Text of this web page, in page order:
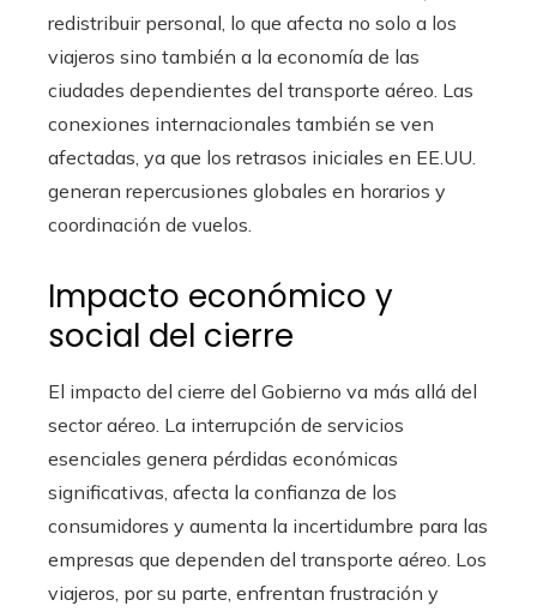
redistribuir personal, lo que afecta no solo a los
viajeros sino también a la economía de las
ciudades dependientes del transporte aéreo. Las
conexiones internacionales también se ven
afectadas, ya que los retrasos iniciales en EE.UU.
generan repercusiones globales en horarios y
coordinación de vuelos.
Impacto económico y
social del cierre
El impacto del cierre del Gobierno va más allá del
sector aéreo. La interrupción de servicios
esenciales genera pérdidas económicas
significativas, afecta la confianza de los
consumidores y aumenta la incertidumbre para las
empresas que dependen del transporte aéreo. Los
viajeros, por su parte, enfrentan frustración y